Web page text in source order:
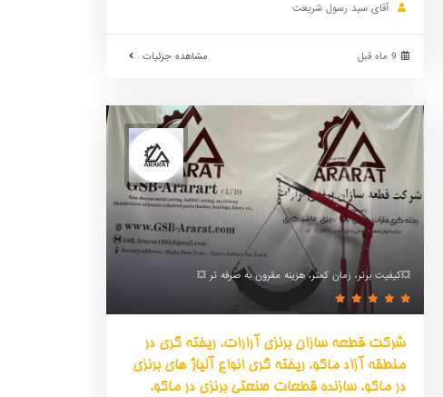
آقای سید رسول شریعت
مشاهده جزئیات 9 ماه قبل
💥 کیفیت برتر، زمان کمتر، هزینه مقرون به صرفه تر💥
شرکت قطعه سازان برنزی آرارات، ریخته گری در
منطقه آزاد ماکو، ریخته گری انواع آلیاژ های برنزی
در ماکو، سازنده قطعات صنعتی برنزی در ماکو،